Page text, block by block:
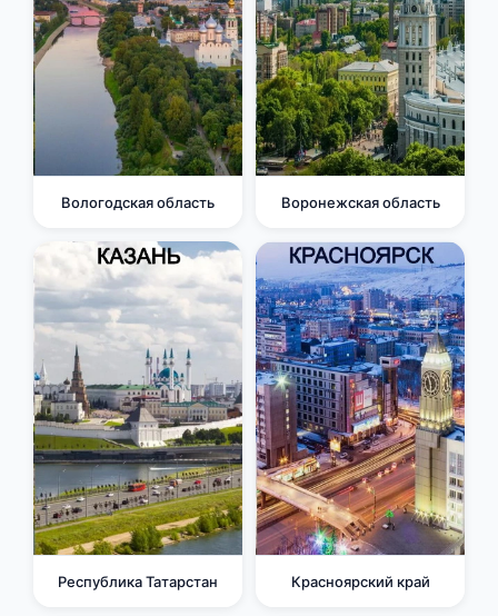
Вологодская область Воронежская область
Республика Татарстан Красноярский край